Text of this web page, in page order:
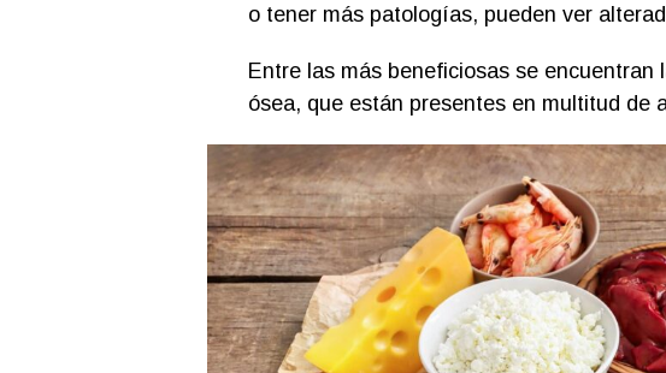
o tener más patologías, pueden ver
Entre las más beneficiosas se encuentran
ósea, que están presentes en multitud de